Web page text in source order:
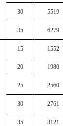
30 5519
35 6279
15 1552
20 1980
25 2560
30 2761
35 3121